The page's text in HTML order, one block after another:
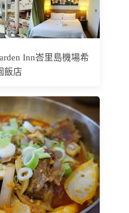
Inn峇里島機場希
飯店